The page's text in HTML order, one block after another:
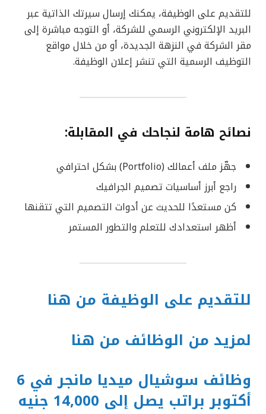
للتقديم على الوظيفة، يمكنك إرسال سيرتك الذاتية عبر
البريد الإلكتروني الرسمي للشركة، أو التوجه مباشرة إلى
مقر الشركة في النزهة الجديدة، أو من خلال مواقع
التوظيف الرسمية التي تنشر إعلان الوظيفة.
نصائح هامة لنجاحك في المقابلة:
جهّز ملف أعمالك (Portfolio) بشكل احترافي
راجع أبرز أساسيات تصميم الجرافيك
كن مستعدًا للحديث عن أدوات التصميم التي تتقنها
أظهر استعدادك للتعلم والتطور المستمر
للتقديم على الوظيفة من هنا
لمزيد من الوظائف من هنا
وظائف سوشيال ميديا مانجر في 6
أكتوبر براتب يصل إلى 14,000 جنيه